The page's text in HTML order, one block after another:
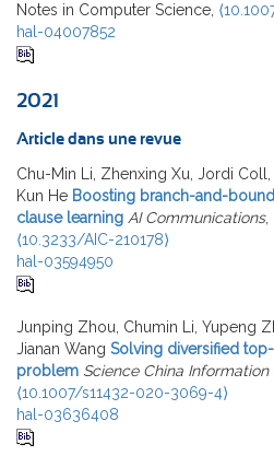
Notes in Computer Science,
hal-04007852
2021
Article dans une revue
Chu-Min Li, Zhenxing Xu, Jordi Coll,
Kun He Boosting branch-and-
clause learning AI Communications,
⟨10.3233/AIC-210178⟩
hal-03594950
Junping Zhou, Chumin Li, Yupeng
Jianan Wang Solving diversified
problem Science China Information
⟨10.1007/s11432-020-3069-4⟩
hal-03636408